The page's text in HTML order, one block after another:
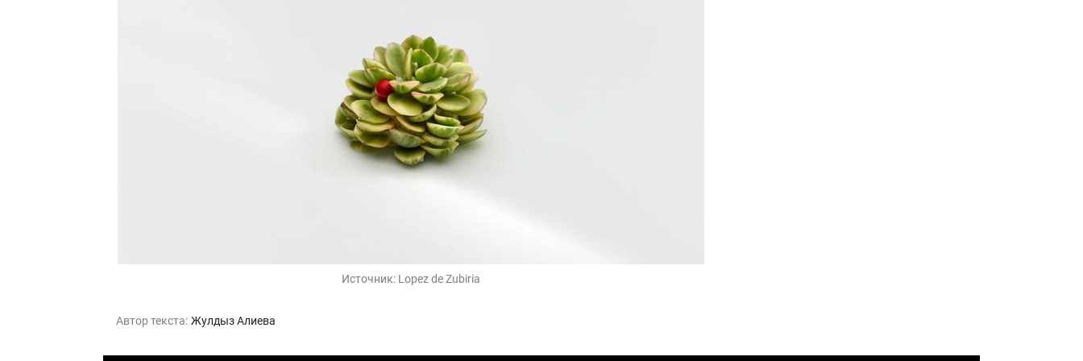
Источник: Lopez de Zubiria
Автор текста: Жулдыз Алиева